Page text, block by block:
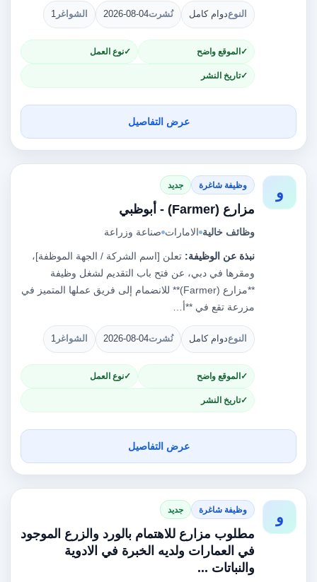
النوعدوام كامل نُشرت2026-08-04 الشواغر 1
الموقع واضح نوع العمل
تاريخ النشر
عرض التفاصيل
و وظيفة شاغرة جديد
مزارع (Farmer) - أبوظبي
وظائف خالية الامارات صناعة وزراعة
نبذة عن الوظيفة: تعلن [اسم الشركة / الجهة الموظفة]،
ومقرها في دبي، عن فتح باب التقديم لشغل وظيفة
**مزارع (Farmer)** للانضمام إلى فريق عملها المتميز في
مزرعة تقع في **أ…
النوعدوام كامل نُشرت2026-08-04 الشواغر 1
الموقع واضح نوع العمل
تاريخ النشر
عرض التفاصيل
و وظيفة شاغرة جديد
مطلوب مزارع للاهتمام بالورد والزرع الموجود
في العمارات ولديه الخبرة في الادوية
والنباتات ...